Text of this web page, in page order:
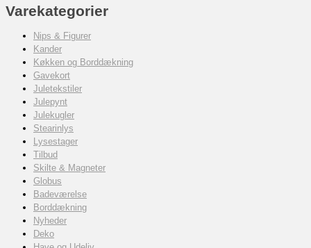
Varekategorier
Nips & Figurer
Kander
Køkken og Borddækning
Gavekort
Juletekstiler
Julepynt
Julekugler
Stearinlys
Lysestager
Tilbud
Skilte & Magneter
Globus
Badeværelse
Borddækning
Nyheder
Deko